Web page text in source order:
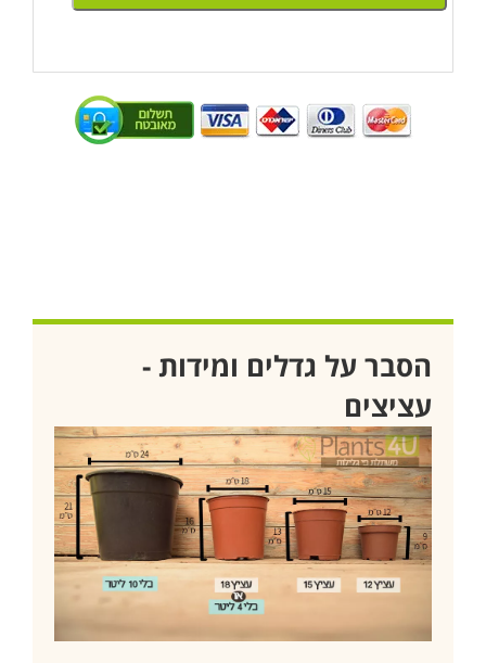
הסבר על גדלים ומידות -
עציצים